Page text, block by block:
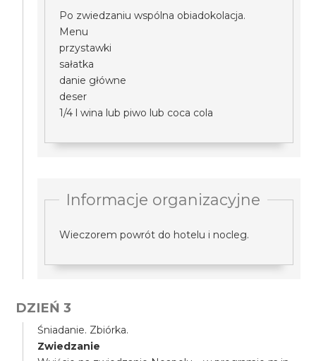
Po zwiedzaniu wspólna obiadokolacja.
Menu
przystawki
sałatka
danie główne
deser
1/4 l wina lub piwo lub coca cola
Informacje organizacyjne
Wieczorem powrót do hotelu i nocleg.
DZIEŃ 3
Śniadanie. Zbiórka.
Zwiedzanie